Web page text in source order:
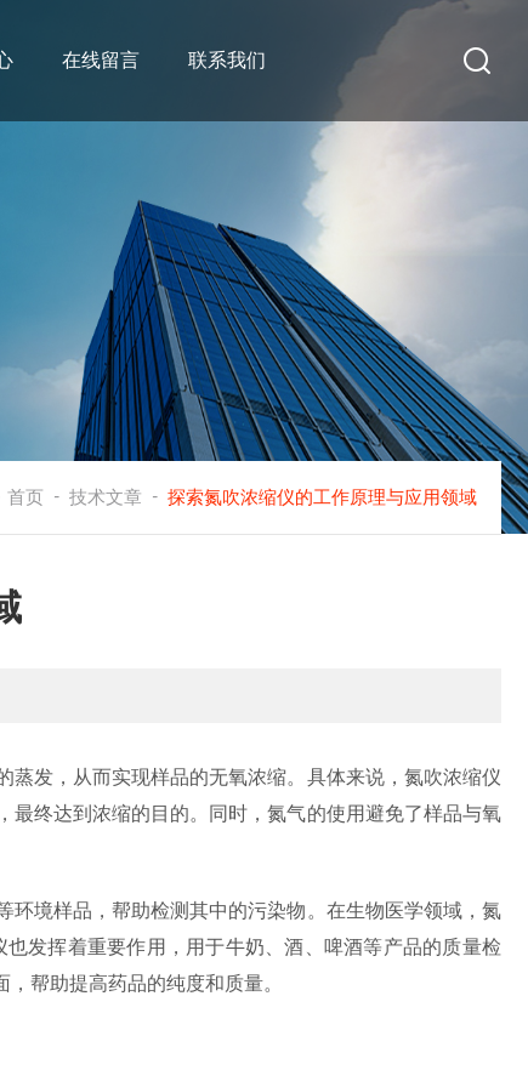
在线留言 联系我们
首页 - 技术文章 - 探索氮吹浓缩仪的工作原理与应用领域
发，从而实现样品的无氧浓缩。具体来说，氮吹浓缩仪
终达到浓缩的目的。同时，氮气的使用避免了样品与氧
境样品，帮助检测其中的污染物。在生物医学领域，氮
发挥着重要作用，用于牛奶、酒、啤酒等产品的质量检
帮助提高药品的纯度和质量。